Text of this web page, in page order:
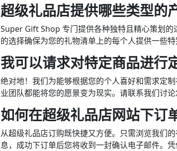
超级礼品店提供哪些类型的
Super Gift Shop 专门提供各种独特且精心策划
的选择确保为您的礼物清单上的每个人提供一些特
我可以请求对特定商品进行
绝对地！我们为能够根据您的个人喜好和需求定
业团队都能将您的愿景变为现实。请联系我们讨
如何在超级礼品店网站下订
从超级礼品店订购既快捷又方便。只需浏览我们
息，成功下订单后您将收到一封确认电子邮件。